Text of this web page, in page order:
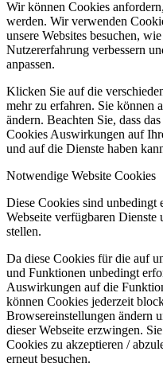
Wir können Cookies
werden. Wir verwenden
unsere Websites besuchen,
Nutzererfahrung verbessern
anpassen.
Klicken Sie auf die
mehr zu erfahren. Sie können
ändern. Beachten Sie, dass
Cookies Auswirkungen auf
und auf die Dienste haben
Notwendige Website Cookies
Diese Cookies sind unbedingt
Webseite verfügbaren
stellen.
Da diese Cookies für die auf
und Funktionen unbedingt
Auswirkungen auf die
können Cookies jederzeit
Browsereinstellungen ändern
dieser Webseite erzwingen.
Cookies zu akzeptieren /
erneut besuchen.